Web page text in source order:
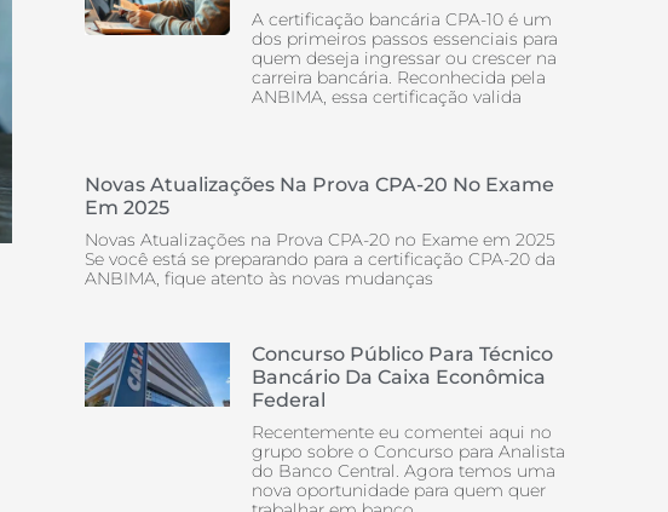
A certificação bancária CPA-10 é um
dos primeiros passos essenciais para
quem deseja ingressar ou crescer na
carreira bancária. Reconhecida pela
ANBIMA, essa certificação valida
Novas Atualizações Na Prova CPA-20 No Exame
Em 2025
Novas Atualizações na Prova CPA-20 no Exame em 2025
Se você está se preparando para a certificação CPA-20 da
ANBIMA, fique atento às novas mudanças
Concurso Público Para Técnico
Bancário Da Caixa Econômica
Federal
Recentemente eu comentei aqui no
grupo sobre o Concurso para Analista
do Banco Central. Agora temos uma
nova oportunidade para quem quer